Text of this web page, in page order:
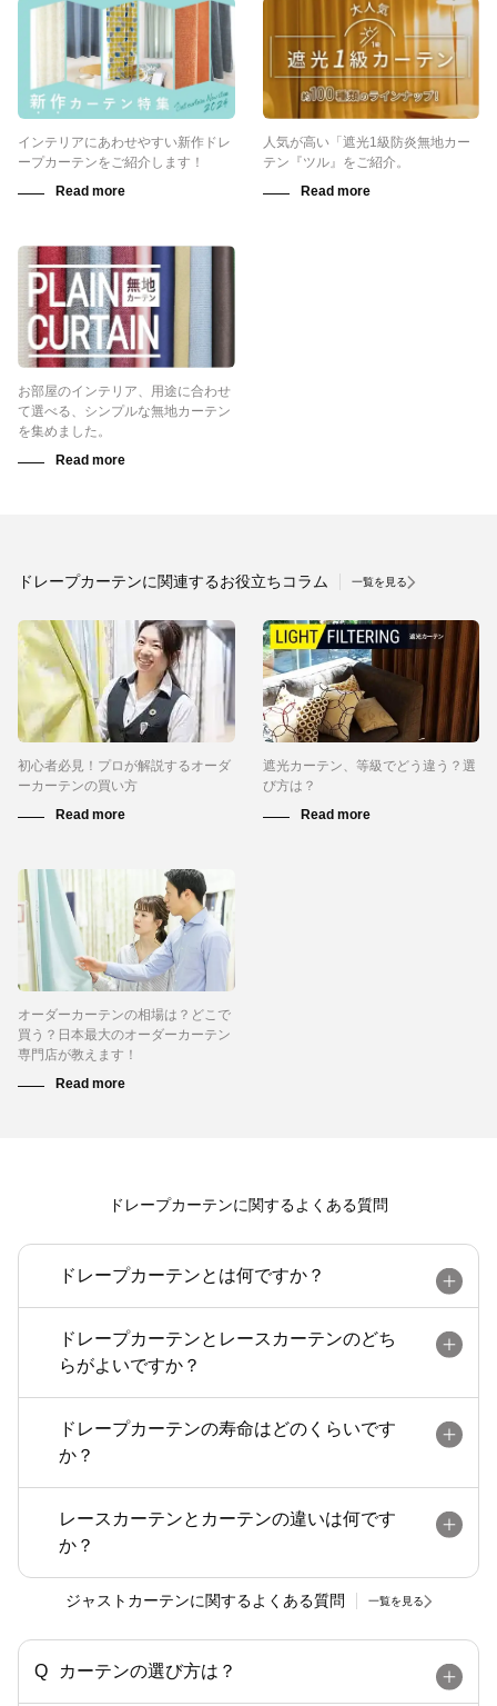
インテリアにあわせやすい新作ドレ
ープカーテンをご紹介します！
人気が高い「遮光1級防炎無地カー
テン『ツル』をご紹介。
お部屋のインテリア、用途に合わせ
て選べる、シンプルな無地カーテン
を集めました。
ドレープカーテンに関連するお役立ちコラム 一覧を見る
初心者必見！プロが解説するオーダ
ーカーテンの買い方
遮光カーテン、等級でどう違う？選
び方は？
オーダーカーテンの相場は？どこで
買う？日本最大のオーダーカーテン
専門店が教えます！
ドレープカーテンに関するよくある質問
ドレープカーテンとは何ですか？
ドレープカーテンとレースカーテンのどち
らがよいですか？
ドレープカーテンの寿命はどのくらいです
か？
レースカーテンとカーテンの違いは何です
か？
ジャストカーテンに関するよくある質問 一覧を見る
カーテンの選び方は？